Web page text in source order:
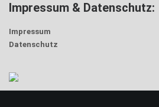
Impressum & Datenschutz:
Impressum
Datenschutz